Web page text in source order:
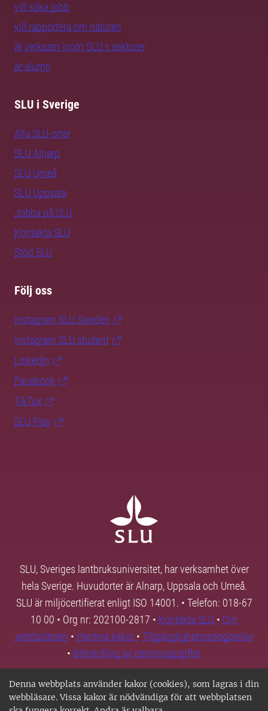
Denna webbplats använder kakor (cookies), som lagras i din
webbläsare. Vissa kakor är nödvändiga för att webbplatsen
vill söka jobb
vill rapportera om naturen
är verksam inom SLU:s sektorer
är alumn
SLU i Sverige
Alla SLU-orter
SLU Alnarp
SLU Umeå
SLU Uppsala
Jobba på SLU
Kontakta SLU
Stöd SLU
Följ oss
Instagram SLU.Sweden
Instagram SLU.student
LinkedIn
Facebook
TikTok
SLU Play
SLU, Sveriges lantbruksuniversitet, har verksamhet över
hela Sverige. Huvudorter är Alnarp, Uppsala och Umeå.
SLU är miljöcertifierat enligt ISO 14001. • Telefon: 018-67
10 00 • Org nr: 202100-2817 • Kontakta SLU • Om
webbplatsen • Hantera kakor • Tillgänglighetsredogörelse
• Behandling av personuppgifter